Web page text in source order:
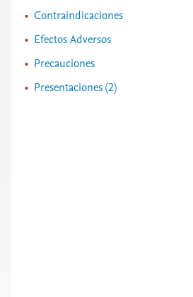
Contraindicaciones
Efectos Adversos
Precauciones
Presentaciones (2)